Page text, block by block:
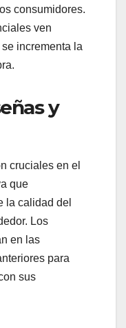
consumidores.
ven
incrementa la
y
cruciales en el
que
la calidad del
Los
en las
para
sus